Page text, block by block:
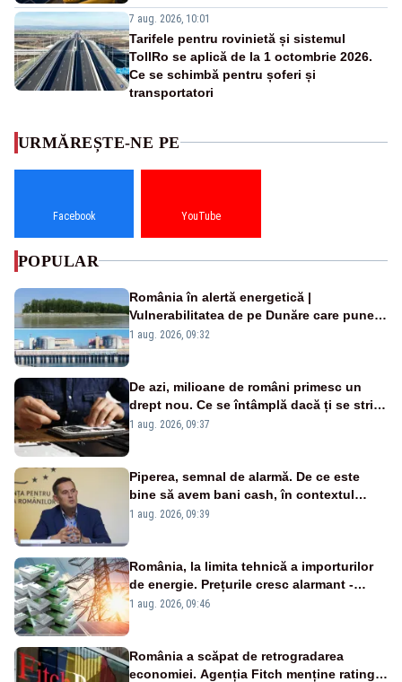
7 aug. 2026, 10:01
Tarifele pentru rovinietă și sistemul
TollRo se aplică de la 1 octombrie 2026.
Ce se schimbă pentru șoferi și
transportatori
URMĂREȘTE-NE PE
Facebook YouTube
POPULAR
România în alertă energetică |
Vulnerabilitatea de pe Dunăre care pune
în pericol Centrala Cernavodă era
1 aug. 2026, 09:32
De azi, milioane de români primesc un
drept nou. Ce se întâmplă dacă ți se strică
un produs
1 aug. 2026, 09:37
Piperea, semnal de alarmă. De ce este
bine să avem bani cash, în contextul
alertei energetice?
1 aug. 2026, 09:39
România, la limita tehnică a importurilor
de energie. Prețurile cresc alarmant -
Analiză Realitatea Plus
1 aug. 2026, 09:46
România a scăpat de retrogradarea
economiei. Agenția Fitch menține ratingul